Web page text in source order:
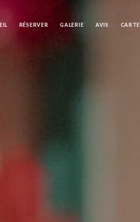
RÉSERVER GALERIE AVIS CARTE